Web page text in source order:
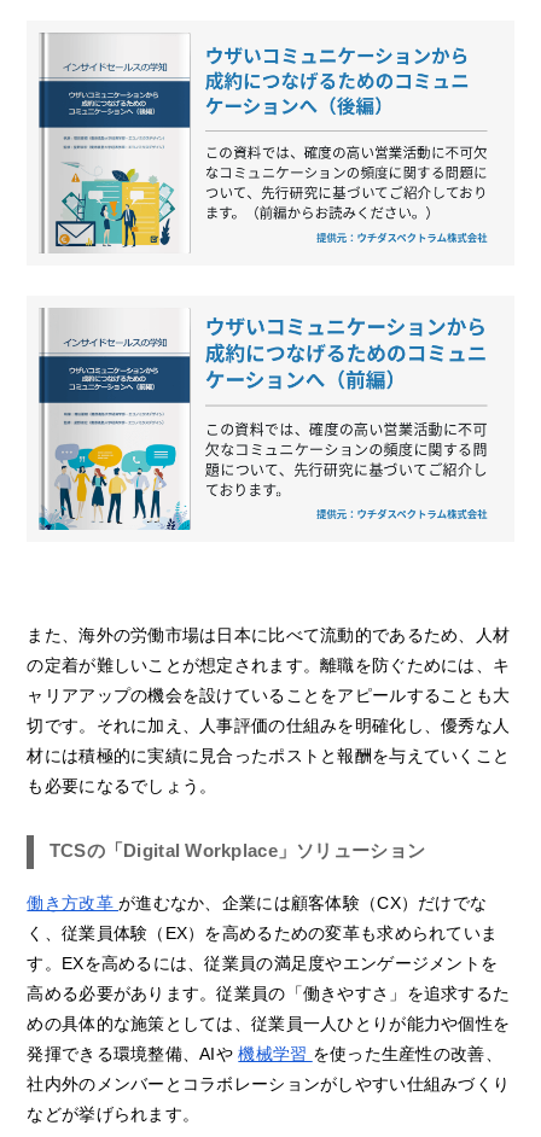
また、海外の労働市場は日本に比べて流動的であるため、人材
の定着が難しいことが想定されます。離職を防ぐためには、キ
ャリアアップの機会を設けていることをアピールすることも大
切です。それに加え、人事評価の仕組みを明確化し、優秀な人
材には積極的に実績に見合ったポストと報酬を与えていくこと
も必要になるでしょう。
TCSの「Digital Workplace」ソリューション
働き方改革が進むなか、企業には顧客体験（CX）だけでな
く、従業員体験（EX）を高めるための変革も求められていま
す。EXを高めるには、従業員の満足度やエンゲージメントを
高める必要があります。従業員の「働きやすさ」を追求するた
めの具体的な施策としては、従業員一人ひとりが能力や個性を
発揮できる環境整備、AIや機械学習 を使った生産性の改善、
社内外のメンバーとコラボレーションがしやすい仕組みづくり
などが挙げられます。